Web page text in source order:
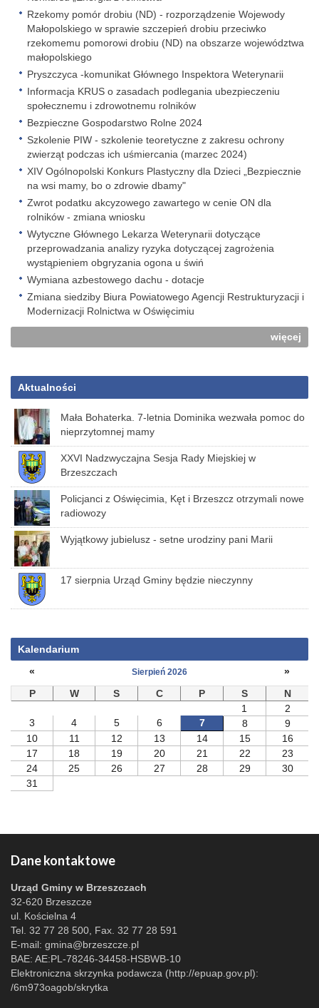
Rzekomy pomór drobiu (ND) - rozporządzenie Wojewody
Małopolskiego w sprawie szczepień drobiu przeciwko
rzekomemu pomorowi drobiu (ND) na obszarze województwa
małopolskiego
Pryszczyca -komunikat Głównego Inspektora Weterynarii
Informacja KRUS o zasadach podlegania ubezpieczeniu
społecznemu i zdrowotnemu rolników
Bezpieczne Gospodarstwo Rolne 2024
Szkolenie PIW - szkolenie teoretyczne z zakresu ochrony
zwierząt podczas ich uśmiercania (marzec 2024)
XIV Ogólnopolski Konkurs Plastyczny dla Dzieci „Bezpiecznie
na wsi mamy, bo o zdrowie dbamy"
Zwrot podatku akcyzowego zawartego w cenie ON dla
rolników - zmiana wniosku
Wytyczne Głównego Lekarza Weterynarii dotyczące
przeprowadzania analizy ryzyka dotyczącej zagrożenia
wystąpieniem obgryzania ogona u świń
Wymiana azbestowego dachu - dotacje
Zmiana siedziby Biura Powiatowego Agencji Restrukturyzacji i
Modernizacji Rolnictwa w Oświęcimiu
więcej
Aktualności
Mała Bohaterka. 7-letnia Dominika wezwała pomoc do
nieprzytomnej mamy
XXVI Nadzwyczajna Sesja Rady Miejskiej w
Brzeszczach
Policjanci z Oświęcimia, Kęt i Brzeszcz otrzymali nowe
radiowozy
Wyjątkowy jubielusz - setne urodziny pani Marii
17 sierpnia Urząd Gminy będzie nieczynny
Kalendarium
«
Sierpień 2026
»
P
W S C P S
N
1
2
3
4 5 6 7 8
9
10
11 12 13 14 15
16
17
18 19 20 21 22
23
24
25 26 27 28 29
30
31
Dane kontaktowe
Urząd Gminy w Brzeszczach
32-620 Brzeszcze
ul. Kościelna 4
Tel. 32 77 28 500, Fax. 32 77 28 591
E-mail: gmina@brzeszcze.pl
BAE: AE:PL-78246-34458-HSBWB-10
Elektroniczna skrzynka podawcza (http://epuap.gov.pl):
/6m973oagob/skrytka